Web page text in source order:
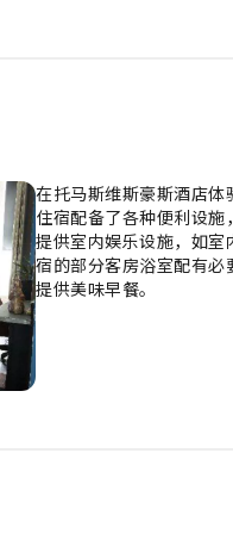
在托马斯维斯豪斯酒店体
住宿配备了各种便利设
提供室内娱乐设施，如
宿的部分客房浴室配有
提供美味早餐。